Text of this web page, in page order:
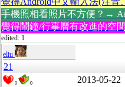
手機照相看照片不方便？→
覺得鬧鐘/行事曆有改進的空
edited: 1
eliu
21
0 0 2013-05-22